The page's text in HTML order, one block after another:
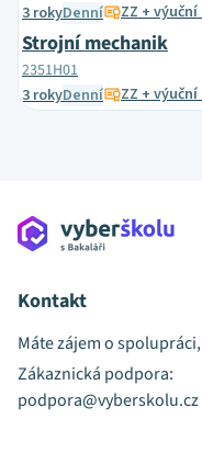
3 rokyDenní ZZ +
Strojní mechanik
2351H01
3 rokyDenní ZZ +
Kontakt
Máte zájem o
Zákaznická podpora:
podpora@vyberskolu.cz